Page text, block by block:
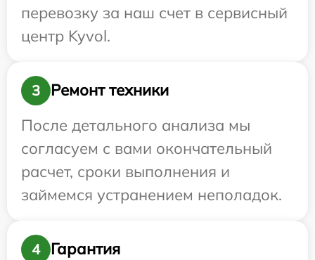
перевозку за наш счет в сервисный
центр Kyvol.
3
Ремонт техники
После детального анализа мы
согласуем с вами окончательный
расчет, сроки выполнения и
займемся устранением неполадок.
4 Гарантия